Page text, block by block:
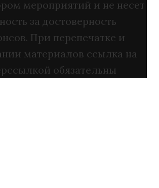
мероприятий и не несет
за достоверность
При перепечатке и
материалов ссылка на
обязательны